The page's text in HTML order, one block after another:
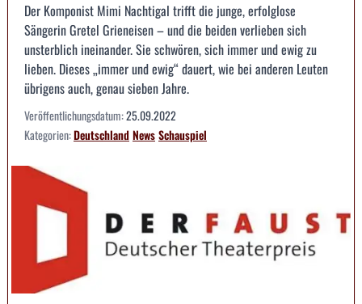
Der Komponist Mimi Nachtigal trifft die junge, erfolglose
Sängerin Gretel Grieneisen – und die beiden verlieben sich
unsterblich ineinander. Sie schwören, sich immer und ewig zu
lieben. Dieses „immer und ewig“ dauert, wie bei anderen Leuten
übrigens auch, genau sieben Jahre.
Veröffentlichungsdatum:25.09.2022
Kategorien:DeutschlandNewsSchauspiel